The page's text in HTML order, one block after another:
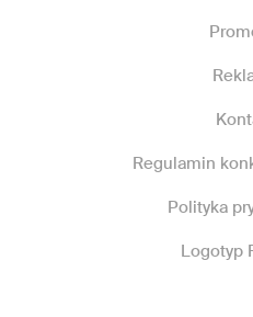
Regulamin
Polityka
Logotyp